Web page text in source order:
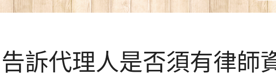
告訴代理人是否須有律師